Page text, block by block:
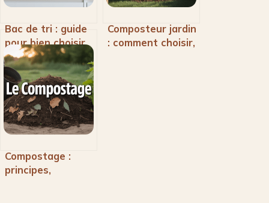
Bac de tri : guide
pour bien choisir
et utiliser votre
équipement de tri
sélectif
Composteur jardin
: comment choisir,
Compostage :
principes,